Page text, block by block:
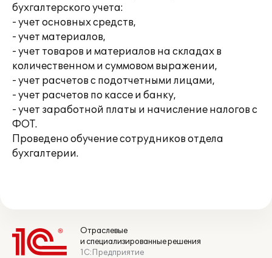
бухгалтерского учета:
- учет основных средств,
- учет материалов,
- учет товаров и материалов на складах в
количественном и суммовом выражении,
- учет расчетов с подотчетными лицами,
- учет расчетов по кассе и банку,
- учет заработной платы и начисление налогов с
ФОТ.
Проведено обучение сотрудников отдела
бухгалтерии.
Отраслевые
и специализированные решения
1С:Предприятие